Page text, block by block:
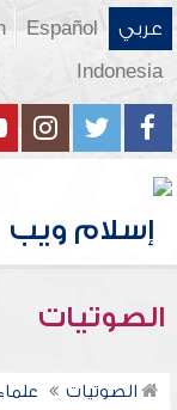
عربي Español
Indonesia
الصوتيات
الصوتيات